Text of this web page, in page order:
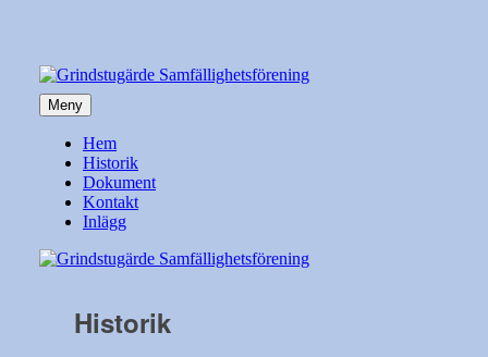
innehåll
Grindstugärde Samfällighetsförening
Meny
Hem
Historik
Dokument
Kontakt
Inlägg
Historik